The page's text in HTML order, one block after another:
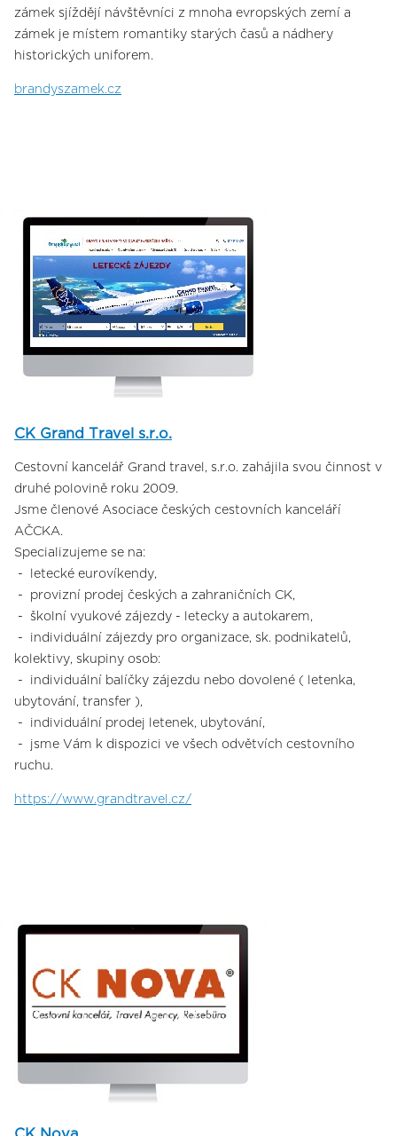
zámek sjíždějí návštěvníci z mnoha evropských zemí a
zámek je místem romantiky starých časů a nádhery
historických uniforem.
brandyszamek.cz
CK Grand Travel s.r.o.
Cestovní kancelář Grand travel, s.r.o. zahájila svou činnost v
druhé polovině roku 2009.
Jsme členové Asociace českých cestovních kanceláří
AČCKA.
Specializujeme se na:
- letecké eurovíkendy,
- provizní prodej českých a zahraničních CK,
- školní vyukové zájezdy - letecky a autokarem,
- individuální zájezdy pro organizace, sk. podnikatelů,
kolektivy, skupiny osob:
- individuální balíčky zájezdu nebo dovolené ( letenka,
ubytování, transfer ),
- individuální prodej letenek, ubytování,
- jsme Vám k dispozici ve všech odvětvích cestovního
ruchu.
https://www.grandtravel.cz/